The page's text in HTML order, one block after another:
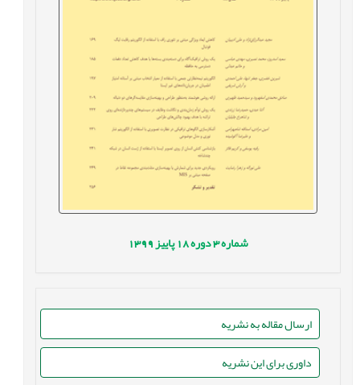
شماره3 دوره18 پاییز1399
ارسال مقاله به نشریه
داوری برای این نشریه